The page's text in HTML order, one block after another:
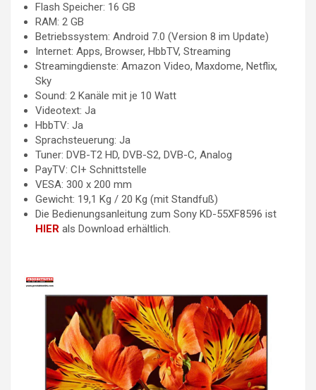
Flash Speicher: 16 GB
RAM: 2 GB
Betriebssystem: Android 7.0 (Version 8 im Update)
Internet: Apps, Browser, HbbTV, Streaming
Streamingdienste: Amazon Video, Maxdome, Netflix,
Sky
Sound: 2 Kanäle mit je 10 Watt
Videotext: Ja
HbbTV: Ja
Sprachsteuerung: Ja
Tuner: DVB-T2 HD, DVB-S2, DVB-C, Analog
PayTV: CI+ Schnittstelle
VESA: 300 x 200 mm
Gewicht: 19,1 Kg / 20 Kg (mit Standfuß)
Die Bedienungsanleitung zum Sony KD-55XF8596 ist
HIER als Download erhältlich.